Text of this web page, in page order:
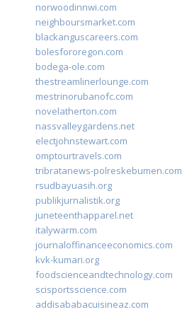
norwoodinnwi.com
neighboursmarket.com
blackanguscareers.com
bolesfororegon.com
bodega-ole.com
thestreamlinerlounge.com
mestrinorubanofc.com
novelatherton.com
nassvalleygardens.net
electjohnstewart.com
omptourtravels.com
tribratanews-polreskebumen.com
rsudbayuasih.org
publikjurnalistik.org
juneteenthapparel.net
italywarm.com
journaloffinanceeconomics.com
kvk-kumari.org
foodscienceandtechnology.com
scisportsscience.com
addisababacuisineaz.com